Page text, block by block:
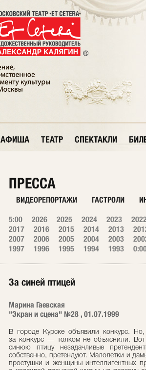
АФИША ТЕАТР СПЕКТАКЛИ
ПРЕССА
ВИДЕОРЕПОРТАЖИ ГАСТРОЛИ
5:00 2026 2025 2024 2023
2017
2016 2015 2014 2013
2007
2006 2005 2004 2003
1997
1996 1995 1994 1993
За синей птицей
Марина Гаевская
"Экран и сцена" №28 , 01.07.1999
В городе Курске объявили конкурс.
за конкурс — толком не объяснили.
синюю птицу незадачливые
собственно, претендуют. Малолетки и
простушки и женщины интеллигентных